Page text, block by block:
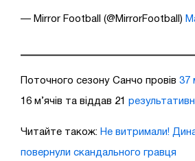
— Mirror Football (@MirrorFootball)
Поточного сезону Санчо провів 37
16 м’ячів та віддав 21
Читайте також: Не витримали!
повернули скандального гравця